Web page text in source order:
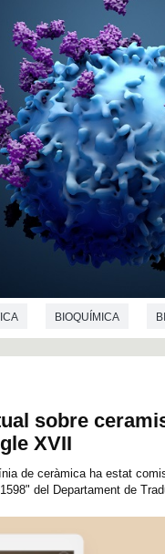
BIOQUÍMICA
sobre
XVII
de ceràmica ha estat
del Departament de